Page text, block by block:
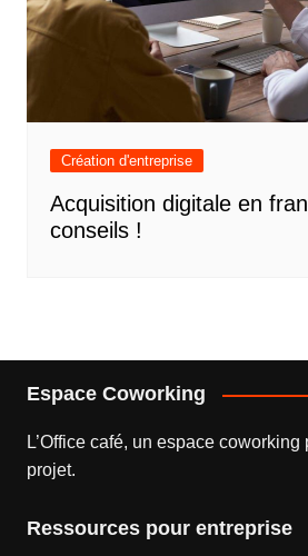
Création d'entreprise
Acquisition digitale en
conseils !
Espace Coworking
L’Office café, un espace coworking
projet.
Ressources pour entreprise